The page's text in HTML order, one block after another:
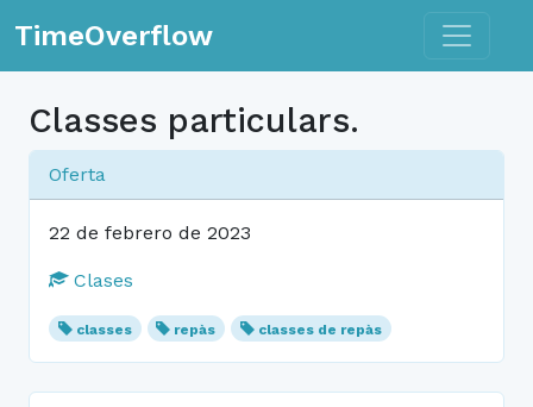
TimeOverflow Toggle
Classes particulars.
Oferta
22 de febrero de 2023
Clases
classes repàs classes de repàs